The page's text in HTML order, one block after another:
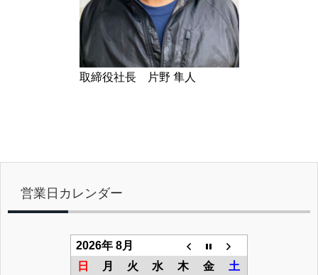
取締役社長 片野 隼人
営業日カレンダー
2026年 8月
日
月 火 水 木 金
土